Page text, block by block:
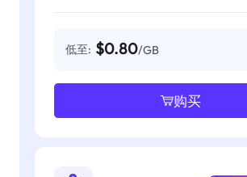
低至: $0.80/GB
购买